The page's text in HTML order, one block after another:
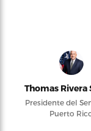
Thomas Rivera
Presidente del
Puerto